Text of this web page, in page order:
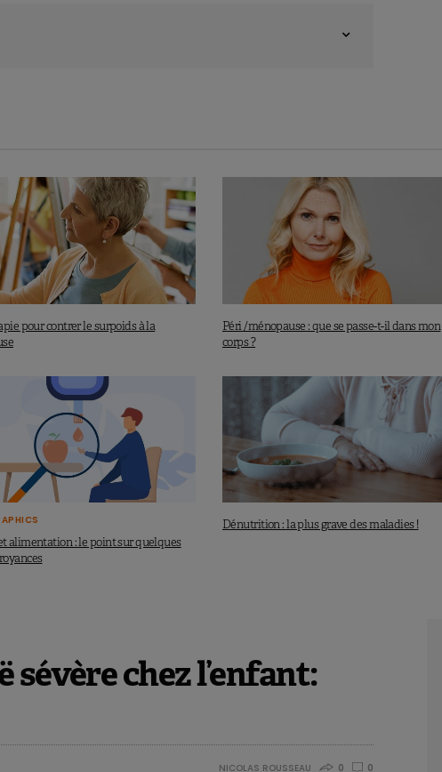
pour contrer le surpoids à la
Péri /ménopause : que se passe-t-il dans mon
corps ?
alimentation : le point sur quelques
Dénutrition : la plus grave des maladies !
chez l’enfant:
NICOLAS ROUSSEAU 0 0